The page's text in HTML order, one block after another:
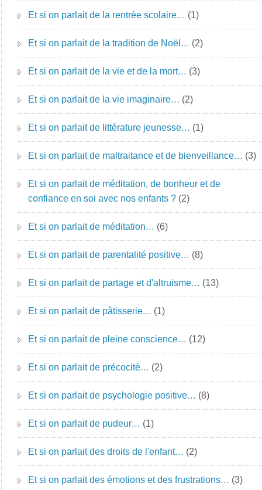
Et si on parlait de la rentrée scolaire… (1)
Et si on parlait de la tradition de Noël… (2)
Et si on parlait de la vie et de la mort… (3)
Et si on parlait de la vie imaginaire… (2)
Et si on parlait de littérature jeunesse… (1)
Et si on parlait de maltraitance et de bienveillance… (3)
Et si on parlait de méditation, de bonheur et de
confiance en soi avec nos enfants ? (2)
Et si on parlait de méditation… (6)
Et si on parlait de parentalité positive… (8)
Et si on parlait de partage et d'altruisme… (13)
Et si on parlait de pâtisserie… (1)
Et si on parlait de pleine conscience… (12)
Et si on parlait de précocité… (2)
Et si on parlait de psychologie positive… (8)
Et si on parlait de pudeur… (1)
Et si on parlait des droits de l'enfant… (2)
Et si on parlait des émotions et des frustrations… (3)